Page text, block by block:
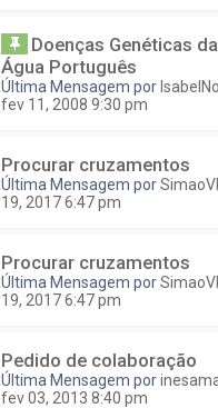
Doenças Genéticas
Água Português
Última Mensagem por
fev 11, 2008 9:30 pm
Procurar cruzamentos
Última Mensagem por
19, 2017 6:47 pm
Procurar cruzamentos
Última Mensagem por
19, 2017 6:47 pm
Pedido de colaboração
Última Mensagem por
fev 03, 2013 8:40 pm